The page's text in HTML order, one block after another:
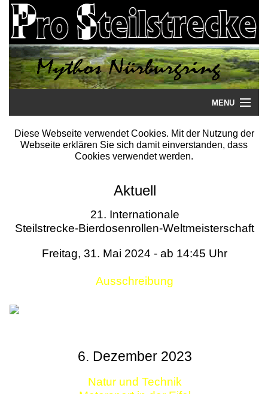
MENU
Startseite
Literatur
Termine
Diese Webseite verwendet Cookies. Mit der Nutzung der
Webseite erklären Sie sich damit einverstanden, dass
Cookies verwendet werden.
Aktuell
21. Internationale
Steilstrecke-Bierdosenrollen-Weltmeisterschaft
Freitag, 31. Mai 2024 - ab 14:45 Uhr
Ausschreibung
6. Dezember 2023
Natur und Technik